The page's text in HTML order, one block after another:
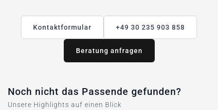
Kontaktformular +49 30 235 903 858
Beratung anfragen
Noch nicht das Passende gefunden?
Unsere Highlights auf einen Blick